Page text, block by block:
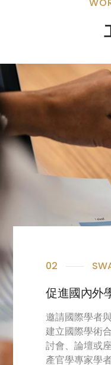
02
促進國內外
邀請國際學者
建立國際學術
討會、論壇或
產官學專家學